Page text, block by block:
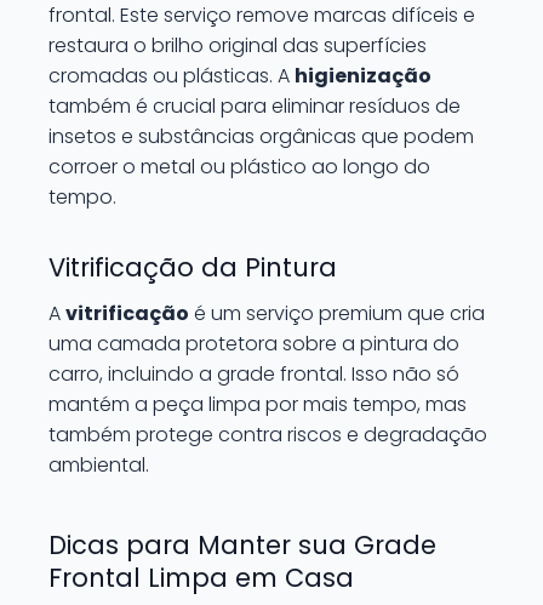
frontal. Este serviço remove marcas difíceis e
restaura o brilho original das superfícies
cromadas ou plásticas. A higienização
também é crucial para eliminar resíduos de
insetos e substâncias orgânicas que podem
corroer o metal ou plástico ao longo do
tempo.
Vitrificação da Pintura
Avitrificação é um serviço premium que cria
uma camada protetora sobre a pintura do
carro, incluindo a grade frontal. Isso não só
mantém a peça limpa por mais tempo, mas
também protege contra riscos e degradação
ambiental.
Dicas para Manter sua Grade
Frontal Limpa em Casa